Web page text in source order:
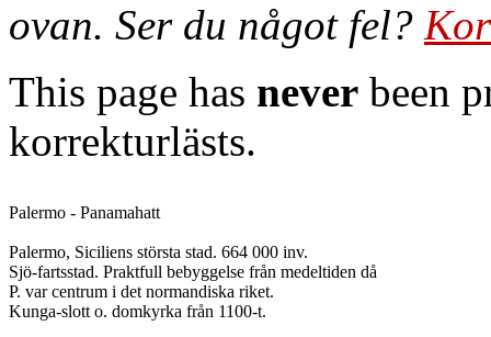
ovan. Ser du något fel?
This page has never been
korrekturlästs.
Palermo - Panamahatt
Palermo, Siciliens största stad. 664 000 inv.
Sjö-fartsstad. Praktfull bebyggelse från medeltiden då
P. var centrum i det normandiska riket.
Kunga-slott o. domkyrka från 1100-t.